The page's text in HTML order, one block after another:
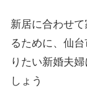
新居に合わせ
るために、仙
りたい新婚夫
しょう